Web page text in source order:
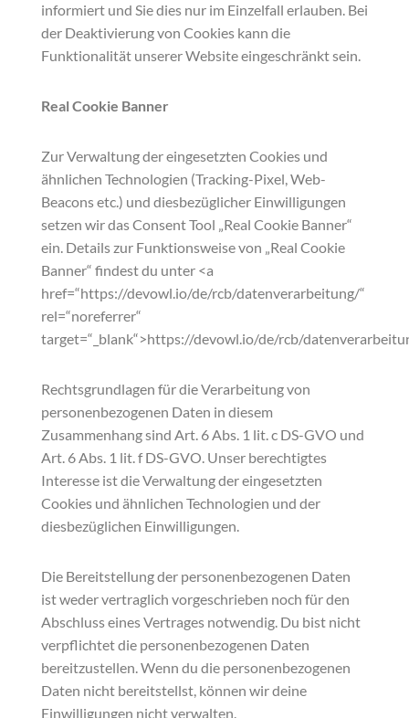
informiert und Sie dies nur im Einzelfall erlauben. Bei
der Deaktivierung von Cookies kann die
Funktionalität unserer Website eingeschränkt sein.
Real Cookie Banner
Zur Verwaltung der eingesetzten Cookies und
ähnlichen Technologien (Tracking-Pixel, Web-
Beacons etc.) und diesbezüglicher Einwilligungen
setzen wir das Consent Tool „Real Cookie Banner“
ein. Details zur Funktionsweise von „Real Cookie
Banner“ findest du unter <a
href=“https://devowl.io/de/rcb/datenverarbeitung/“
rel=“noreferrer“
target=“_blank“>https://devowl.io/de/rcb/
Rechtsgrundlagen für die Verarbeitung von
personenbezogenen Daten in diesem
Zusammenhang sind Art. 6 Abs. 1 lit. c DS-GVO und
Art. 6 Abs. 1 lit. f DS-GVO. Unser berechtigtes
Interesse ist die Verwaltung der eingesetzten
Cookies und ähnlichen Technologien und der
diesbezüglichen Einwilligungen.
Die Bereitstellung der personenbezogenen Daten
ist weder vertraglich vorgeschrieben noch für den
Abschluss eines Vertrages notwendig. Du bist nicht
verpflichtet die personenbezogenen Daten
bereitzustellen. Wenn du die personenbezogenen
Daten nicht bereitstellst, können wir deine
Einwilligungen nicht verwalten.